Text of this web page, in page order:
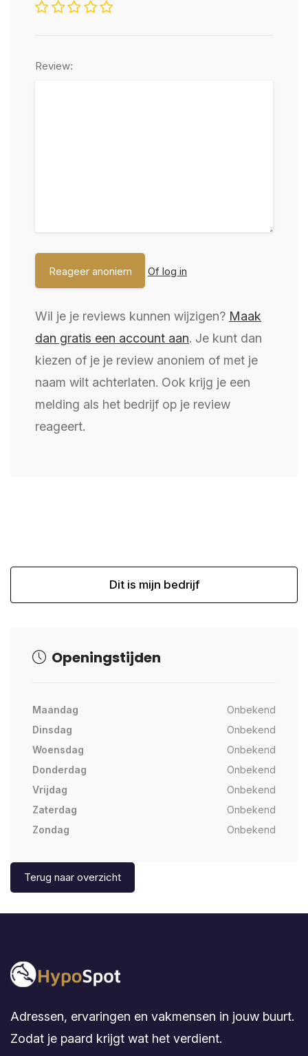
Review:
Of log in
Wil je je reviews kunnen wijzigen? Maak
dan gratis een account aan. Je kunt dan
kiezen of je je review anoniem of met je
naam wilt achterlaten. Ook krijg je een
melding als het bedrijf op je review
reageert.
Dit is mijn bedrijf
Openingstijden
Maandag
Onbekend
Dinsdag
Onbekend
Woensdag
Onbekend
Donderdag
Onbekend
Vrijdag
Onbekend
Zaterdag
Onbekend
Zondag
Onbekend
Terug naar overzicht
Adressen, ervaringen en vakmensen in jouw buurt.
Zodat je paard krijgt wat het verdient.